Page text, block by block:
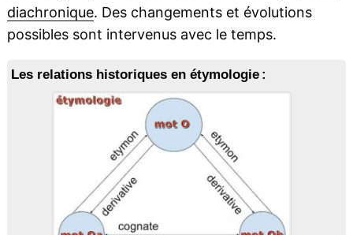
diachronique. Des changements et évolutions
possibles sont intervenus avec le temps.
Les relations historiques en étymologie :